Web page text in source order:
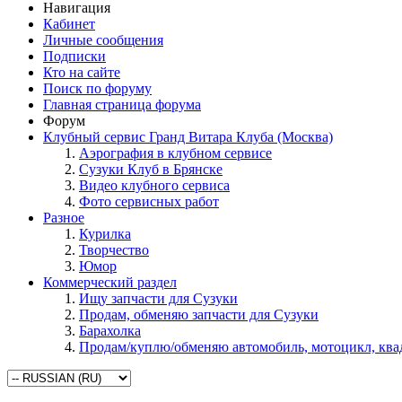
Навигация
Кабинет
Личные сообщения
Подписки
Кто на сайте
Поиск по форуму
Главная страница форума
Форум
Клубный сервис Гранд Витара Клуба (Москва)
Аэрография в клубном сервисе
Сузуки Клуб в Брянске
Видео клубного сервиса
Фото сервисных работ
Разное
Курилка
Творчество
Юмор
Коммерческий раздел
Ищу запчасти для Сузуки
Продам, обменяю запчасти для Сузуки
Барахолка
Продам/куплю/обменяю автомобиль, мотоцикл,